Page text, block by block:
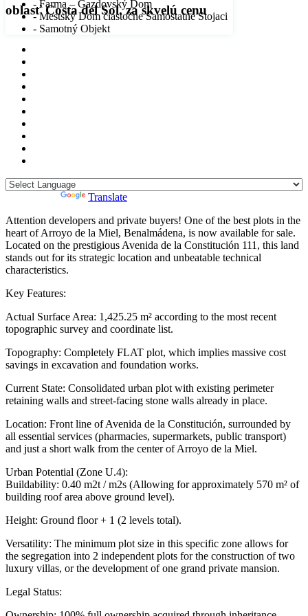
- Farma – Gazdovský Dom
- Mestský Dom čiastočne Samostatne Stojaci
- Samotný Objekt
oblasť Costa del Sol. za skvelú cenu
Translate
Attention developers and private buyers! One of the best plots in the
heart of Arroyo de la Miel, Benalmádena, is now available for sale.
Located on the prestigious Avenida de la Constitución 111, this land
stands out for its strategic location and unbeatable technical
characteristics.
Key Features:
Actual Surface Area: 1,425.25 m² according to the most recent
topographic survey and coordinate list.
Topography: Completely FLAT plot, which implies massive cost
savings in excavation and foundation works.
Current State: Consolidated urban plot with existing perimeter
retaining walls and street-facing stone walls already in place.
Location: Front line of Avenida de la Constitución, surrounded by
all essential services (pharmacies, supermarkets, public transport)
and just a short walk from the center of Arroyo de la Miel.
Urban Potential (Zone U.4):
Buildability: 0.40 m2t / m2s (Allowing for approximately 570 m² of
building roof area above ground level).
Height: Ground floor + 1 (2 levels total).
Versatility: The minimum plot size in this specific zone allows for
the segregation into 2 independent plots for the construction of two
luxury villas, or the development of one grand private mansion.
Legal Status: